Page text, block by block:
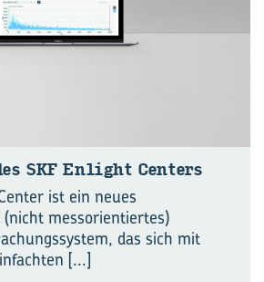
SKF En­light Cen­ters
ist ein neues
messorientiertes)
das sich mit
[...]